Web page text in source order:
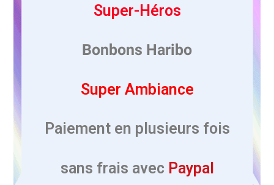
Super-Héros
Bonbons Haribo
Super Ambiance
Paiement en plusieurs fois
sans frais avec Paypal